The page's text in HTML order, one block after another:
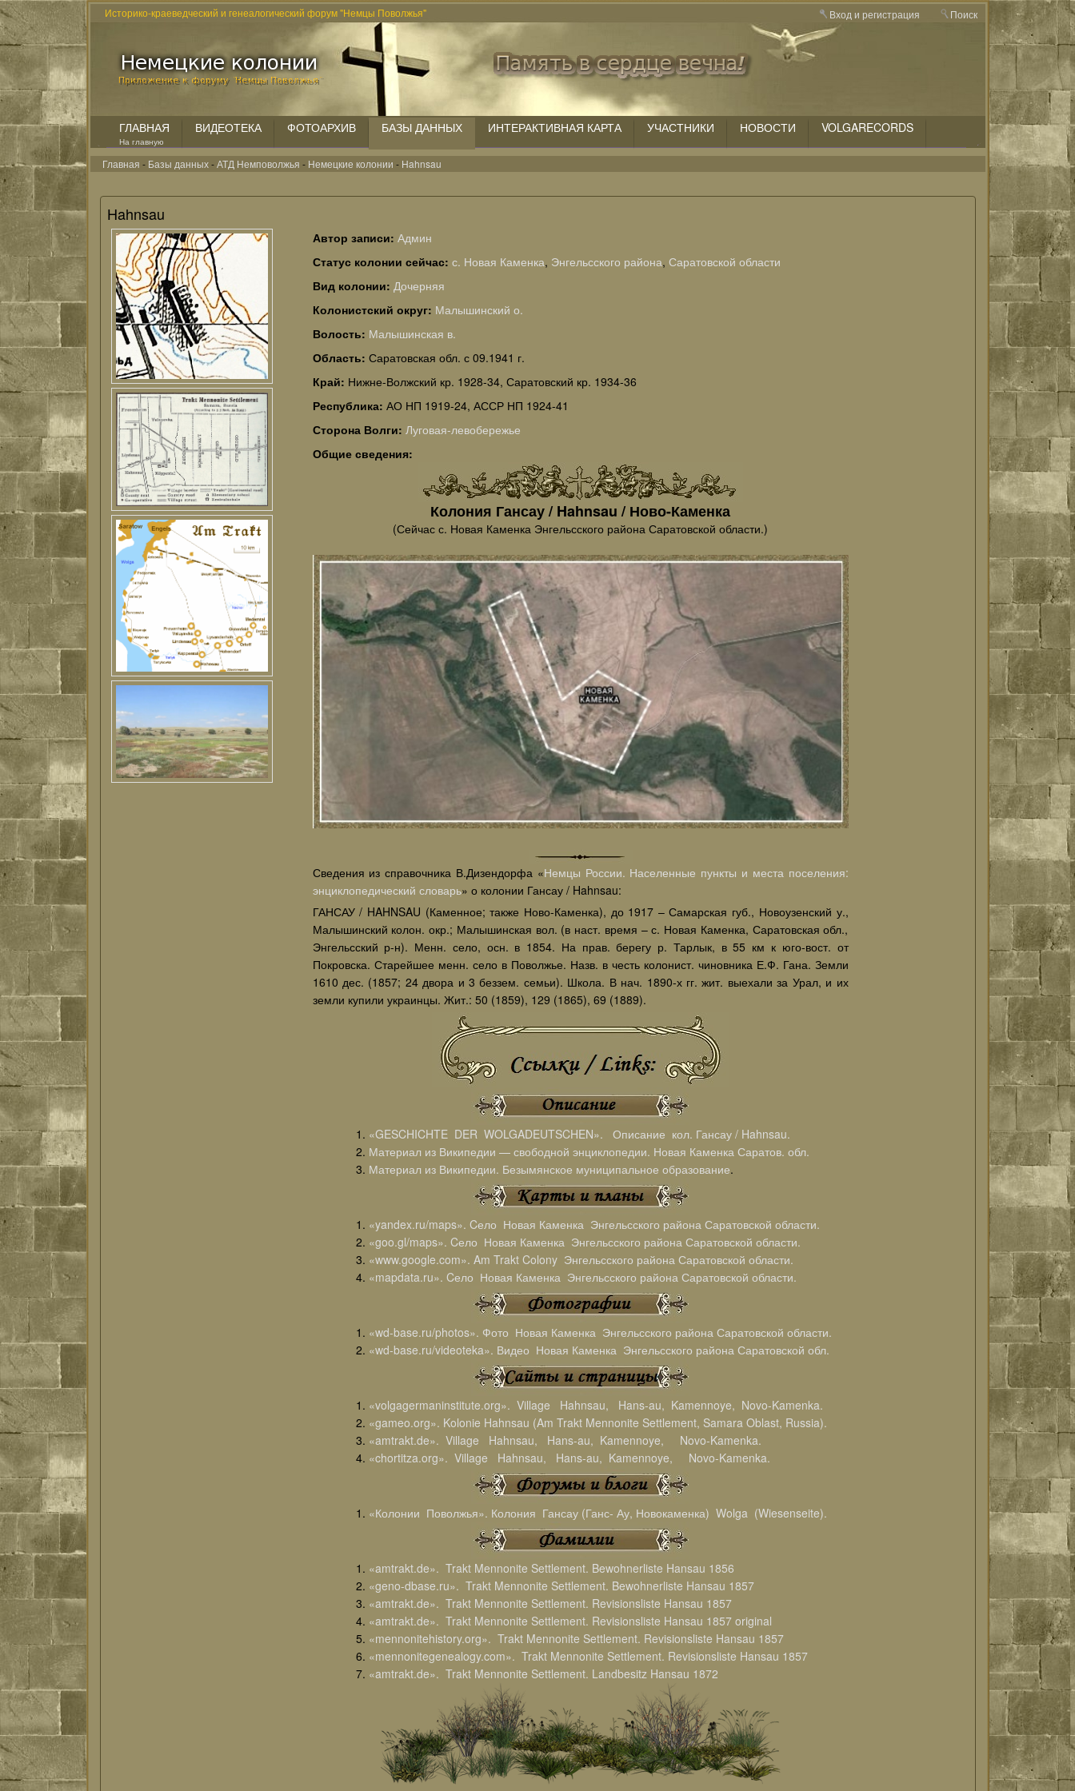
Историко-краеведческий и генеалогический форум "Немцы Поволжья" Вход и регистрация Поиск
ГЛАВНАЯ
На главную
ВИДЕОТЕКА ФОТОАРХИВ БАЗЫ ДАННЫХ ИНТЕРАКТИВНАЯ КАРТА УЧАСТНИКИ НОВОСТИ VOLGARECORDS
Главная - Базы данных-АТД Немповолжья - Немецкие колонии - Hahnsau
Hahnsau
Автор записи: Админ
Статус колонии сейчас: с. Новая Каменка, Энгельсского района, Саратовской области
Вид колонии: Дочерняя
Колонистский округ: Малышинский о.
Волость: Малышинская в.
Область: Саратовская обл. с 09.1941 г.
Край: Нижне-Волжский кр. 1928-34, Саратовский кр. 1934-36
Республика: АО НП 1919-24, АССР НП 1924-41
Сторона Волги: Луговая-левобережье
Общие сведения:
Колония Гансау / Hahnsau / Ново-Каменка
(Сейчас с. Новая Каменка Энгельсского района Саратовской области.)
Сведения из справочника В.Дизендорфа «Немцы России. Населенные пункты и места поселения:
энциклопедический словарь» о колонии Гансау / Hahnsau:
ГАНСАУ / HAHNSAU (Каменное; также Ново-Каменка), до 1917 – Самарская губ., Новоузенский у.,
Малышинский колон. окр.; Малышинская вол. (в наст. время – с. Новая Каменка, Саратовская обл.,
Энгельсский р-н). Менн. село, осн. в 1854. На прав. берегу р. Тарлык, в 55 км к юго-вост. от
Покровска. Старейшее менн. село в Поволжье. Назв. в честь колонист. чиновника Е.Ф. Гана. Земли
1610 дес. (1857; 24 двора и 3 беззем. семьи). Школа. В нач. 1890-х гг. жит. выехали за Урал, и их
земли купили украинцы. Жит.: 50 (1859), 129 (1865), 69 (1889).
«GESCHICHTE DER WOLGADEUTSCHEN». Описание кол. Гансау / Hahnsau.
Материал из Википедии — свободной энциклопедии. Новая Каменка Саратов. обл.
Материал из Википедии. Безымянское муниципальное образование.
«yandex.ru/maps». Cело Новая Каменка Энгельсского района Саратовской области.
«goo.gl/maps». Cело Новая Каменка Энгельсского района Саратовской области.
«www.google.com». Am Trakt Colony Энгельсского района Саратовской области.
«mapdata.ru». Cело Новая Каменка Энгельсского района Саратовской области.
«wd-base.ru/photos». Фото Новая Каменка Энгельсского района Саратовской области.
«wd-base.ru/videoteka». Видео Новая Каменка Энгельсского района Саратовской обл.
«volgagermaninstitute.org». Village Hahnsau, Hans-au, Kamennoye, Novo-Kamenka.
«gameo.org». Kolonie Hahnsau (Am Trakt Mennonite Settlement, Samara Oblast, Russia).
«amtrakt.de». Village Hahnsau, Hans-au, Kamennoye, Novo-Kamenka.
«chortitza.org». Village Hahnsau, Hans-au, Kamennoye, Novo-Kamenka.
«Колонии Поволжья». Колония Гансау (Ганс- Ау, Новокаменка) Wolga (Wiesenseite).
«amtrakt.de». Trakt Mennonite Settlement. Bewohnerliste Hansau 1856
«geno-dbase.ru». Trakt Mennonite Settlement. Bewohnerliste Hansau 1857
«amtrakt.de». Trakt Mennonite Settlement. Revisionsliste Hansau 1857
«amtrakt.de». Trakt Mennonite Settlement. Revisionsliste Hansau 1857 original
«mennonitehistory.org». Trakt Mennonite Settlement. Revisionsliste Hansau 1857
«mennonitegenealogy.com». Trakt Mennonite Settlement. Revisionsliste Hansau 1857
«amtrakt.de». Trakt Mennonite Settlement. Landbesitz Hansau 1872